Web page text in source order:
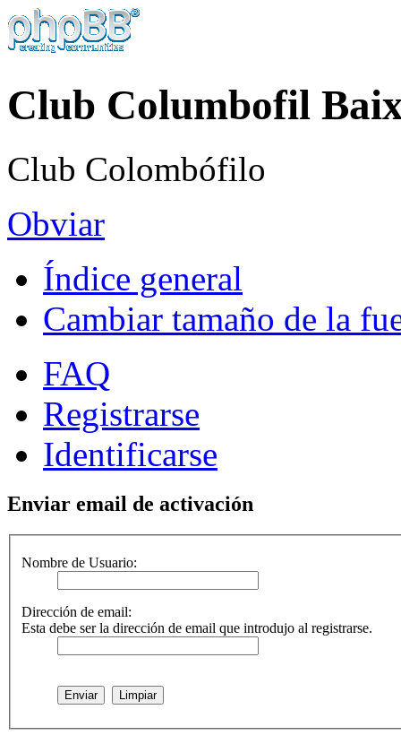
Club Columbofil
Club Colombófilo
Obviar
Índice general
Cambiar tamaño de la
FAQ
Registrarse
Identificarse
Enviar email de activación
Nombre de Usuario:
Dirección de email:
Esta debe ser la dirección de email que introdujo al registrarse.